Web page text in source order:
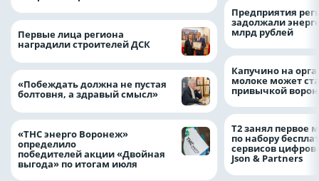
Первые лица региона
наградили строителей ДСК
«Побеждать должна не пустая
болтовня, а здравый смысл»
«ТНС энерго Воронеж»
определило
победителей акции «Двойная
выгода» по итогам июля
Предприятия
задолжали
млрд рублей
Капучино на
молоке может
привычкой
Т2 занял первое
по набору
сервисов
Json & Partners